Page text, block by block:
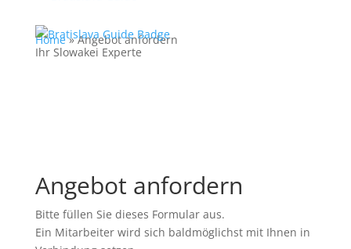
Ihr Slowakei Experte
Home»Angebot anfordern
Angebot anfordern
Bitte füllen Sie dieses Formular aus.
Ein Mitarbeiter wird sich baldmöglichst mit Ihnen in